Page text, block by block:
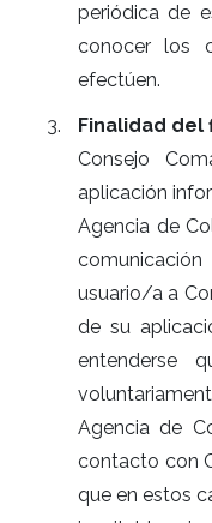
periódica de
conocer los
efectúen.
Finalidad del
Consejo
aplicación
Agencia de
usuario/a a
de su
entenderse
Agencia de
contacto con
que en estos